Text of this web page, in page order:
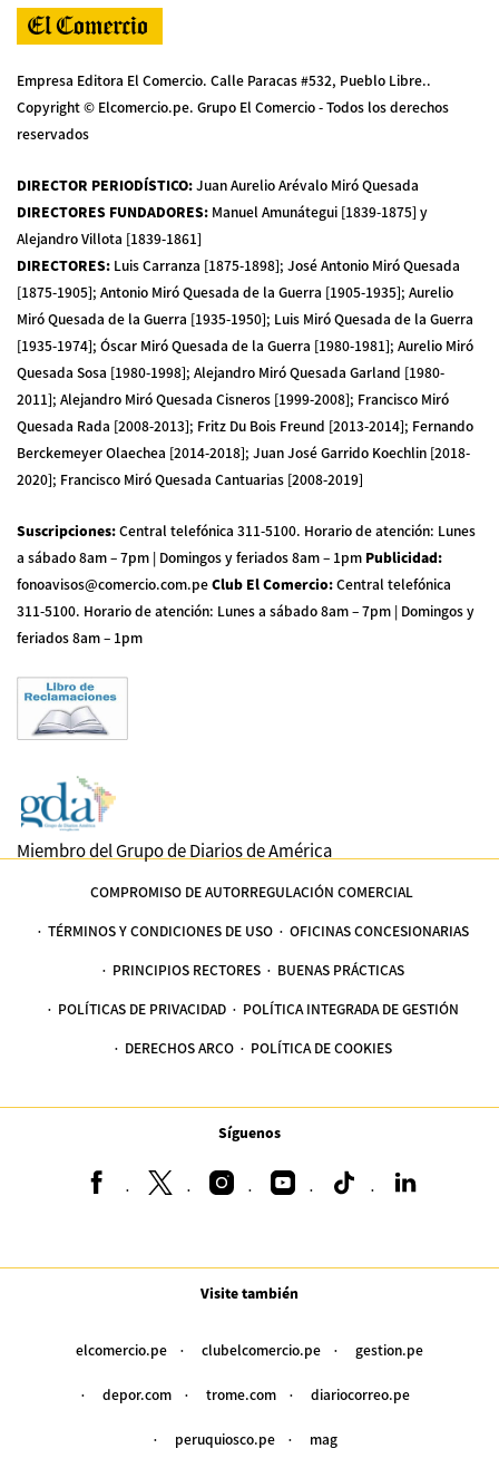
Empresa Editora El Comercio. Calle Paracas #532, Pueblo Libre..
Copyright © Elcomercio.pe. Grupo El Comercio - Todos los derechos
reservados
DIRECTOR PERIODÍSTICO:Juan Aurelio Arévalo Miró Quesada
DIRECTORES FUNDADORES: Manuel Amunátegui [1839-1875] y
Alejandro Villota [1839-1861]
DIRECTORES: Luis Carranza [1875-1898]; José Antonio Miró Quesada
[1875-1905]; Antonio Miró Quesada de la Guerra [1905-1935]; Aurelio
Miró Quesada de la Guerra [1935-1950]; Luis Miró Quesada de la Guerra
[1935-1974]; Óscar Miró Quesada de la Guerra [1980-1981]; Aurelio Miró
Quesada Sosa [1980-1998]; Alejandro Miró Quesada Garland [1980-
2011]; Alejandro Miró Quesada Cisneros [1999-2008]; Francisco Miró
Quesada Rada [2008-2013]; Fritz Du Bois Freund [2013-2014]; Fernando
Berckemeyer Olaechea [2014-2018]; Juan José Garrido Koechlin [2018-
2020]; Francisco Miró Quesada Cantuarias [2008-2019]
Suscripciones:Central telefónica 311-5100. Horario de atención: Lunes
a sábado 8am – 7pm | Domingos y feriados 8am – 1pm Publicidad:
fonoavisos@comercio.com.peClub El Comercio:Central telefónica
311-5100. Horario de atención: Lunes a sábado 8am – 7pm | Domingos y
feriados 8am – 1pm
Miembro del Grupo de Diarios de América
COMPROMISO DE AUTORREGULACIÓN COMERCIAL
TÉRMINOS Y CONDICIONES DE USO OFICINAS CONCESIONARIAS
PRINCIPIOS RECTORES BUENAS PRÁCTICAS
POLÍTICAS DE PRIVACIDAD POLÍTICA INTEGRADA DE GESTIÓN
DERECHOS ARCO POLÍTICA DE COOKIES
Síguenos
Visite también
elcomercio.pe clubelcomercio.pe gestion.pe
depor.com trome.com diariocorreo.pe
peruquiosco.pe mag